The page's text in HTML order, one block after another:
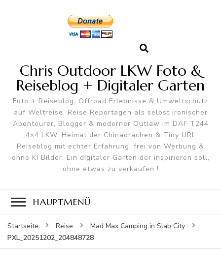
Chris Outdoor LKW Foto &
Reiseblog + Digitaler Garten
Foto + Reiseblog, Offroad Erlebnisse & Umweltschutz
auf Weltreise. Reise Reportagen als selbst ironischer
Abenteurer, Blogger & moderner Outlaw im DAF T244
4×4 LKW. Heimat der Chinadrachen & Tiny URL
Reiseblog mit echter Erfahrung, frei von Werbung &
ohne KI Bilder. Ein digitaler Garten der inspirieren soll,
ohne etwas zu verkaufen !
HAUPTMENÜ
Startseite Reise
Mad Max Camping in Slab City
PXL_20251202_204848728